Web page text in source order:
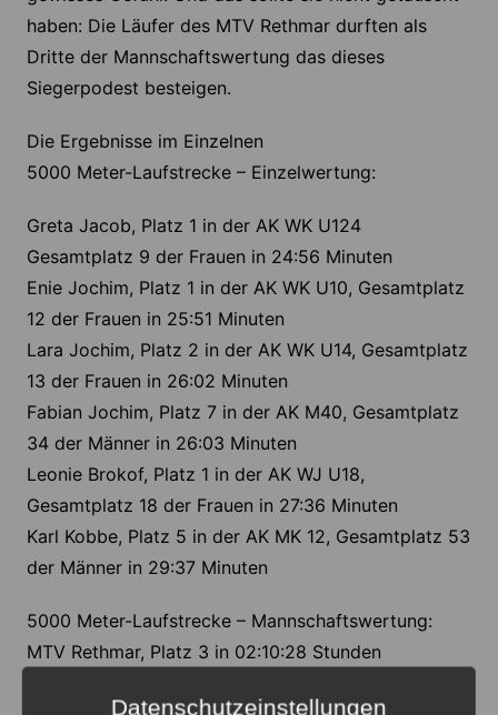
haben: Die Läufer des MTV Rethmar durften als
Dritte der Mannschaftswertung das dieses
Siegerpodest besteigen.
Die Ergebnisse im Einzelnen
5000 Meter-Laufstrecke – Einzelwertung:
Greta Jacob, Platz 1 in der AK WK U124
Gesamtplatz 9 der Frauen in 24:56 Minuten
Enie Jochim, Platz 1 in der AK WK U10, Gesamtplatz
12 der Frauen in 25:51 Minuten
Lara Jochim, Platz 2 in der AK WK U14, Gesamtplatz
13 der Frauen in 26:02 Minuten
Fabian Jochim, Platz 7 in der AK M40, Gesamtplatz
34 der Männer in 26:03 Minuten
Leonie Brokof, Platz 1 in der AK WJ U18,
Gesamtplatz 18 der Frauen in 27:36 Minuten
Karl Kobbe, Platz 5 in der AK MK 12, Gesamtplatz 53
der Männer in 29:37 Minuten
5000 Meter-Laufstrecke – Mannschaftswertung:
MTV Rethmar, Platz 3 in 02:10:28 Stunden
Datenschutzeinstellungen